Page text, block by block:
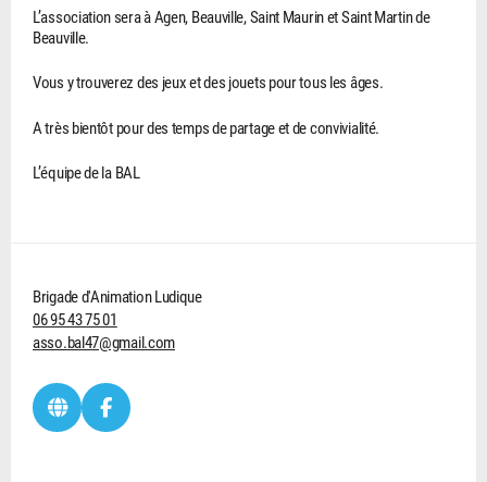
L’association sera à Agen, Beauville, Saint Maurin et Saint Martin de
Beauville.
Vous y trouverez des jeux et des jouets pour tous les âges.
A très bientôt pour des temps de partage et de convivialité.
L’équipe de la BAL
Brigade d'Animation Ludique
06 95 43 75 01
asso.bal47@gmail.com